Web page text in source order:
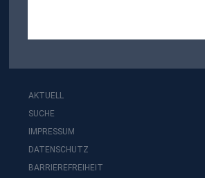
AKTUELL
SUCHE
IMPRESSUM
DATENSCHUTZ
BARRIEREFREIHEIT